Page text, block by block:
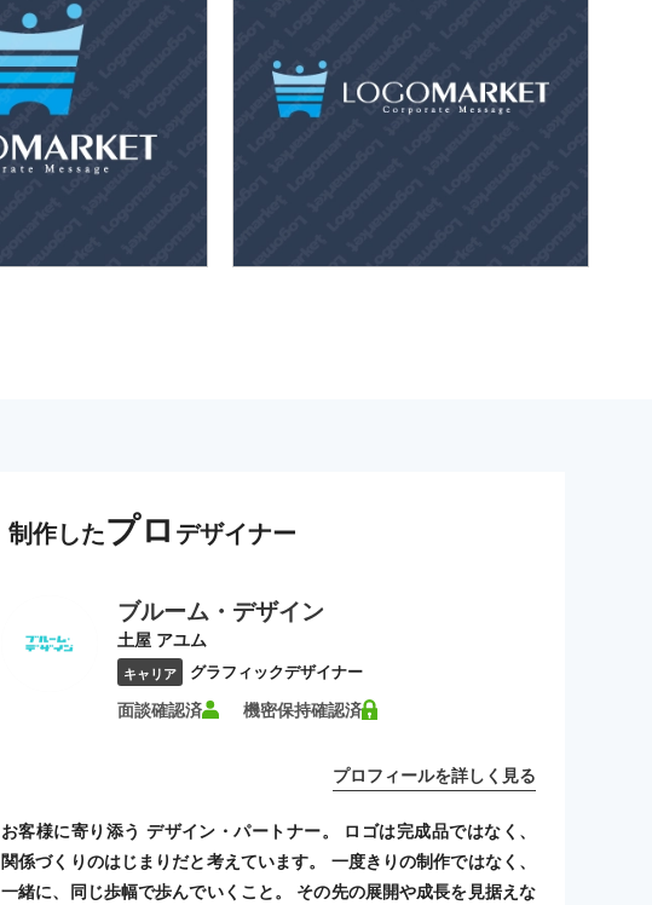
制作したプロ デザイナー
ブルーム・デザイン
土屋 アユム
キャリア グラフィックデザイナー
面談確認済 機密保持確認済
プロフィールを詳しく見る
お客様に寄り添う デザイン・パートナー。 ロゴは完成品ではなく、
関係づくりのはじまりだと考えています。 一度きりの制作ではなく、
一緒に、同じ歩幅で歩んでいくこと。 その先の展開や成長を見据えな